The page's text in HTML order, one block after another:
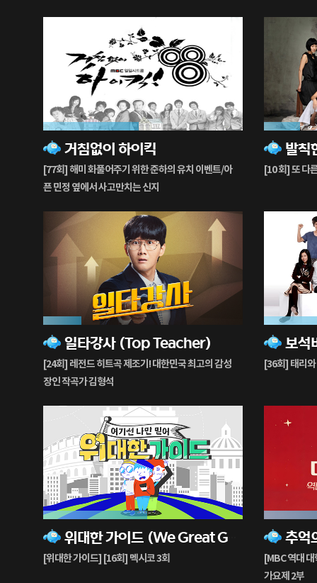
거침없이 하이킥
[77회] 해미 화풀어주기 위한 준하의 유치 이벤트/아
픈 민정 옆에서 사고만치는 신지
48%
재
생
중
발칙
[10 회] 또 다
18%
재
생
일타강사 (Top Teacher)
[24회] 레전드 히트곡 제조기! 대한민국 최고의 감성
장인 작곡가 김형석
19%
재
생
중
[36회] 태리
83%
재
생
[위대한 가이드] [16회] 멕시코 3회
52%
재
생
[MBC 역대
가요제 2부
54%
재
생
중